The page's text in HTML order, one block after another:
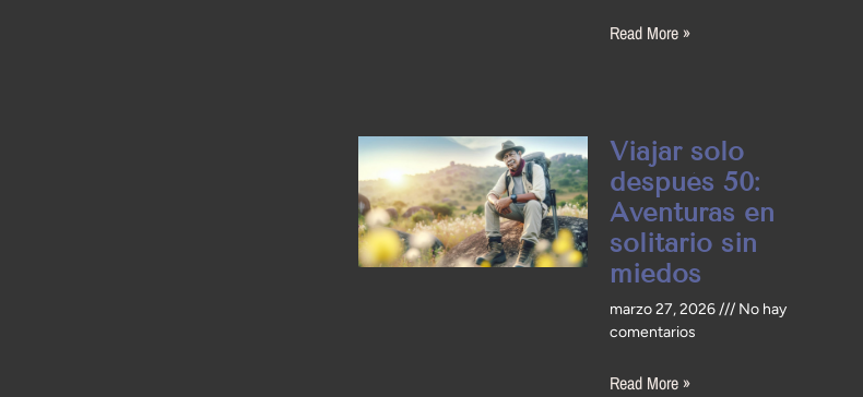
Read More »
Viajar solo
después 50:
Aventuras en
solitario sin
miedos
marzo 27, 2026
No hay
comentarios
Read More »